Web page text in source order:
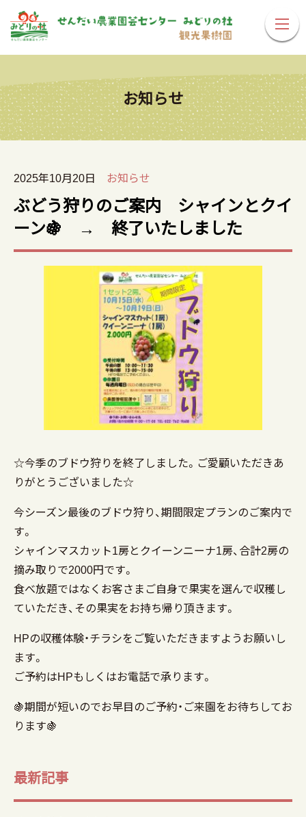
お知らせ
2025年10月20日 お知らせ
ぶどう狩りのご案内 シャインとクイ
ーン🍇 → 終了いたしました
☆今季のブドウ狩りを終了しました。ご愛顧いただきあ
りがとうございました☆
今シーズン最後のブドウ狩り、期間限定プランのご案内で
す。
シャインマスカット1房とクイーンニーナ1房、合計2房の
摘み取りで2000円です。
食べ放題ではなくお客さまご自身で果実を選んで収穫し
ていただき、その果実をお持ち帰り頂きます。
HPの収穫体験・チラシをご覧いただきますようお願いし
ます。
ご予約はHPもしくはお電話で承ります。
🍇期間が短いのでお早目のご予約・ご来園をお待ちしてお
ります🍇
最新記事